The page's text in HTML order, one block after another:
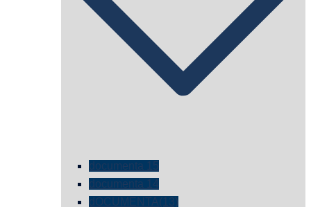
documenta 15
documenta 14
dOCUMENTA(13)